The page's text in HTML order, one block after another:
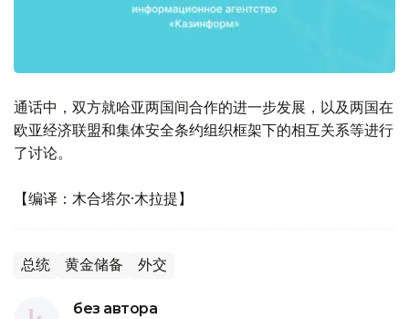
通话中，双方就哈亚两国间合作的进一步发展，以及两国在
欧亚经济联盟和集体安全条约组织框架下的相互关系等进行
了讨论。
【编译：木合塔尔·木拉提】
总统 黄金储备 外交
без автора